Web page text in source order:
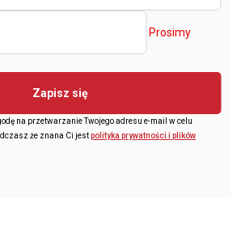
Prosimy
Zapisz się
na przetwarzanie Twojego adresu e-mail w celu
że znana Ci jestpolityka prywatności i plików